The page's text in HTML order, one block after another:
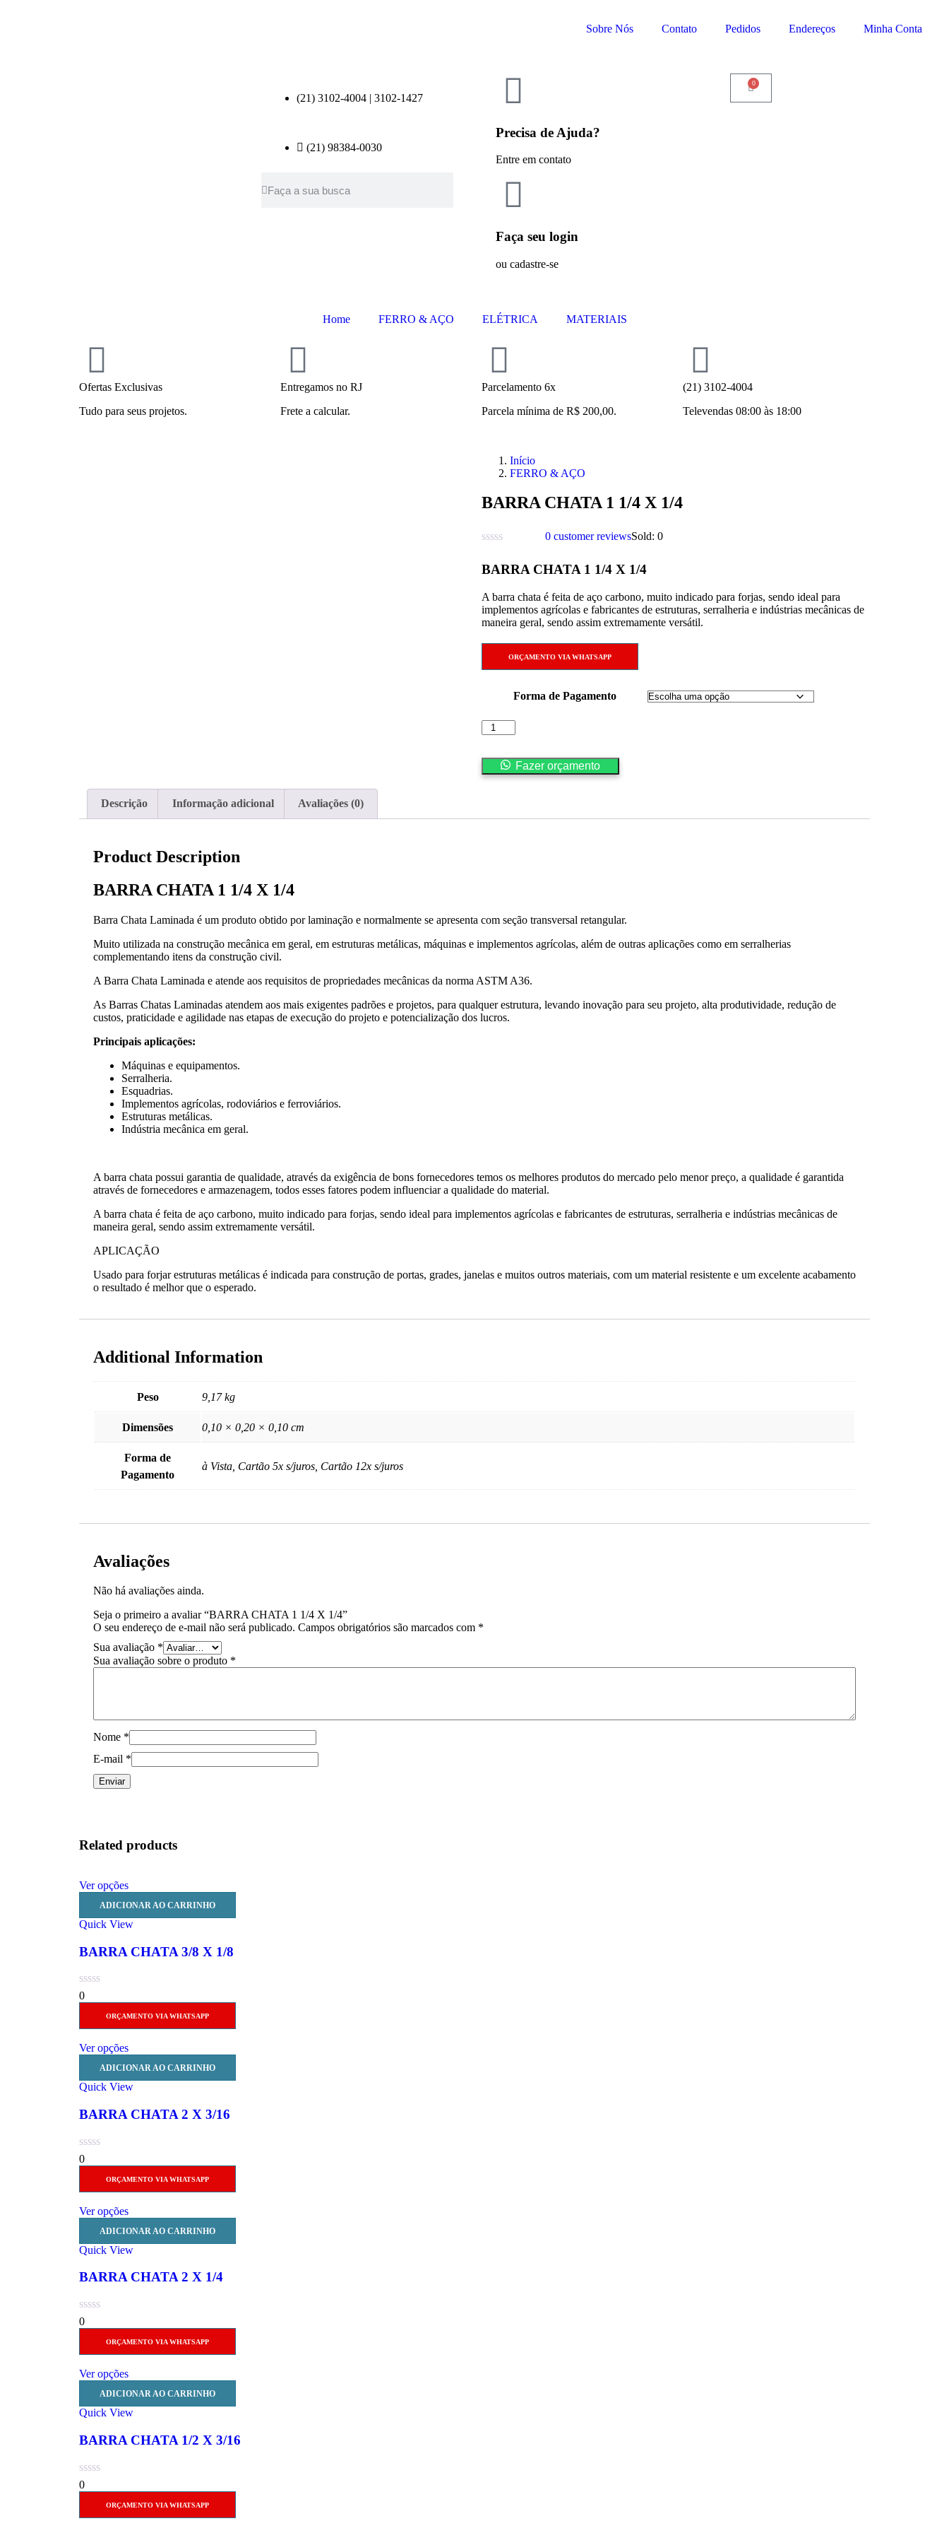
Sobre Nós Contato Pedidos Endereços Minha Conta
(21) 3102-4004 | 3102-1427
(21) 98384-0030
Precisa de Ajuda?
Entre em contato
Faça seu login
ou cadastre-se
0
Home FERRO & AÇO ELÉTRICA MATERIAIS
Ofertas Exclusivas
Tudo para seus projetos.
Entregamos no RJ
Frete a calcular.
Parcelamento 6x
Parcela mínima de R$ 200,00.
(21) 3102-4004
Televendas 08:00 às 18:00
Início
FERRO & AÇO
BARRA CHATA 1 1/4 X 1/4
0 customer reviewsSold:0
BARRA CHATA 1 1/4 X 1/4
A barra chata é feita de aço carbono, muito indicado para forjas, sendo ideal para
implementos agrícolas e fabricantes de estruturas, serralheria e indústrias mecânicas de
maneira geral, sendo assim extremamente versátil.
ORÇAMENTO VIA WHATSAPP
Forma de Pagamento
Fazer orçamento
Descrição Informação adicional Avaliações (0)
Product Description
BARRA CHATA 1 1/4 X 1/4
Barra Chata Laminada é um produto obtido por laminação e normalmente se apresenta com seção transversal retangular.
Muito utilizada na construção mecânica em geral, em estruturas metálicas, máquinas e implementos agrícolas, além de outras aplicações como em serralherias
complementando itens da construção civil.
A Barra Chata Laminada e atende aos requisitos de propriedades mecânicas da norma ASTM A36.
As Barras Chatas Laminadas atendem aos mais exigentes padrões e projetos, para qualquer estrutura, levando inovação para seu projeto, alta produtividade, redução de
custos, praticidade e agilidade nas etapas de execução do projeto e potencialização dos lucros.
Principais aplicações:
Máquinas e equipamentos.
Serralheria.
Esquadrias.
Implementos agrícolas, rodoviários e ferroviários.
Estruturas metálicas.
Indústria mecânica em geral.
A barra chata possui garantia de qualidade, através da exigência de bons fornecedores temos os melhores produtos do mercado pelo menor preço, a qualidade é garantida
através de fornecedores e armazenagem, todos esses fatores podem influenciar a qualidade do material.
A barra chata é feita de aço carbono, muito indicado para forjas, sendo ideal para implementos agrícolas e fabricantes de estruturas, serralheria e indústrias mecânicas de
maneira geral, sendo assim extremamente versátil.
APLICAÇÃO
Usado para forjar estruturas metálicas é indicada para construção de portas, grades, janelas e muitos outros materiais, com um material resistente e um excelente acabamento
o resultado é melhor que o esperado.
Additional Information
Peso 9,17 kg
Dimensões 0,10 × 0,20 × 0,10 cm
Forma de
Pagamento
à Vista, Cartão 5x s/juros, Cartão 12x s/juros
Avaliações
Não há avaliações ainda.
Seja o primeiro a avaliar “BARRA CHATA 1 1/4 X 1/4”
O seu endereço de e-mail não será publicado. Campos obrigatórios são marcados com *
Sua avaliação *
Sua avaliação sobre o produto *
Nome *
E-mail *
Related products
Ver opções
ADICIONAR AO CARRINHO
Quick View
BARRA CHATA 3/8 X 1/8
0
ORÇAMENTO VIA WHATSAPP
Ver opções
ADICIONAR AO CARRINHO
Quick View
BARRA CHATA 2 X 3/16
0
ORÇAMENTO VIA WHATSAPP
Ver opções
ADICIONAR AO CARRINHO
Quick View
BARRA CHATA 2 X 1/4
0
ORÇAMENTO VIA WHATSAPP
Ver opções
ADICIONAR AO CARRINHO
Quick View
BARRA CHATA 1/2 X 3/16
0
ORÇAMENTO VIA WHATSAPP